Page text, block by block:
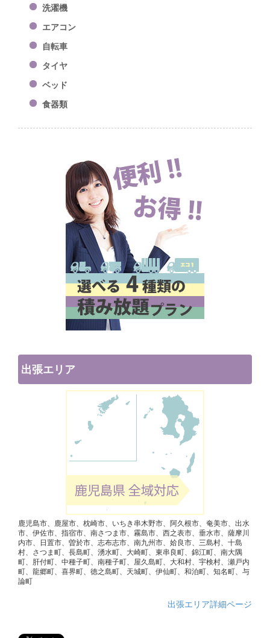
洗濯機
エアコン
自転車
タイヤ
ベッド
食器類
出張エリア
鹿児島市、鹿屋市、枕崎市、いちき串木野市、阿久根市、奄美市、出水
市、伊佐市、指宿市、南さつま市、霧島市、西之表市、垂水市、薩摩川
内市、日置市、曽於市、志布志市、南九州市、姶良市、三島村、十島
村、さつま町、長島町、湧水町、大崎町、東串良町、錦江町、南大隅
町、肝付町、中種子町、南種子町、屋久島町、大和村、宇検村、瀬戸内
町、龍郷町、喜界町、徳之島町、天城町、伊仙町、和泊町、知名町、与
論町
出張エリア詳細ページ